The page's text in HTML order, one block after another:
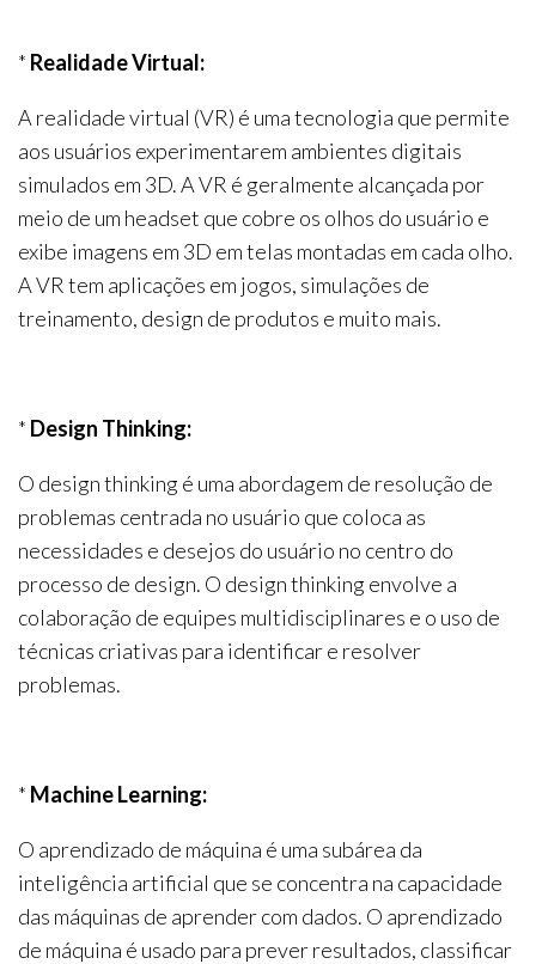
* Realidade Virtual:
A realidade virtual (VR) é uma tecnologia que permite
aos usuários experimentarem ambientes digitais
simulados em 3D. A VR é geralmente alcançada por
meio de um headset que cobre os olhos do usuário e
exibe imagens em 3D em telas montadas em cada olho.
A VR tem aplicações em jogos, simulações de
treinamento, design de produtos e muito mais.
* Design Thinking:
O design thinking é uma abordagem de resolução de
problemas centrada no usuário que coloca as
necessidades e desejos do usuário no centro do
processo de design. O design thinking envolve a
colaboração de equipes multidisciplinares e o uso de
técnicas criativas para identificar e resolver
problemas.
* Machine Learning:
O aprendizado de máquina é uma subárea da
inteligência artificial que se concentra na capacidade
das máquinas de aprender com dados. O aprendizado
de máquina é usado para prever resultados, classificar